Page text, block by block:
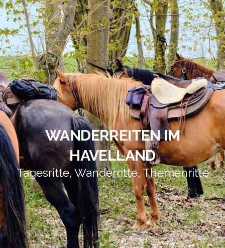
WANDERREITEN IM
HAVELLAND
Tagesritte, Wanderritte, Themenritte